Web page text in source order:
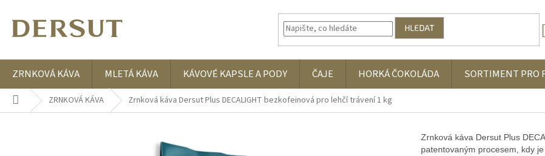
HLEDAT
ZRNKOVÁ KÁVA MLETÁ KÁVA KÁVOVÉ KAPSLE A PODY ČAJE HORKÁ ČOKOLÁDA SORTIMENT PRO
Domů ZRNKOVÁ KÁVA Zrnková káva Dersut Plus DECALIGHT bezkofeinová pro lehčí trávení 1 kg
Zrnková káva Dersut Plus
patentovaným procesem, kdy